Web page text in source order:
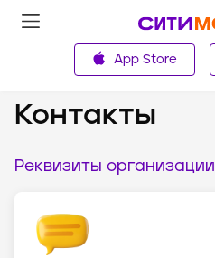
App Store
О компании
Контакты
Реквизиты организации